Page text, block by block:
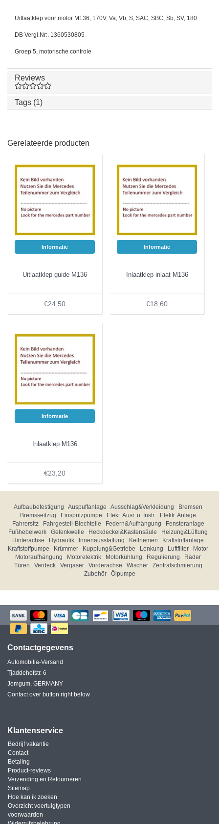
Uitlaatklep voor motor M136, 170V, Va, Vb, S, SAC, SBC, Sb, SV, 180
DB Vergl.Nr:. 1360530805
Groep 5, motorische controle
Reviews
Tags (1)
Gerelateerde producten
Informatie
Uitlaatklep guide M136
€24,50
Informatie
Inlaatklep inlaat M136
€18,60
Informatie
Inlaatklep M136
€23,20
Aufbaubefestigung Auspuffanlage Ausschlag&Verkleidung
Bremsen
Bremsseilzug
Einspritzpumpe Elekt. Ausr. u. Instr.
Elektr. Anlage
Fahrersitz
Fahrgestell-Blechteile Federn&Aufhängung
Fensteranlage
Fußhebelwerk
Gelenkwelle Heckdeckel&Kastensäule
Heizung&Lüftung
Hinterachse
Hydraulik Innenausstattung Keilriemen
Kraftstoffanlage
Kraftstoffpumpe
Krümmer Kupplung&Getriebe Lenkung Luftfilter
Motor
Motoraufhängung
Motorelektrik Motorkühlung Regulierung
Räder
Türen
Verdeck Vergaser Vorderachse Wischer
Zentralschmierung
Zubehör
Ölpumpe
Contactgegevens
Automobilia-Versand
Tjaddehofstr. 6
Jemgum, GERMANY
Contact over button right below
Klantenservice
Bedrijf vakantie
Contact
Betaling
Product-reviews
Verzending en Retourneren
Sitemap
Hoe kan ik zoeken
Overzicht voertuigtypen
voorwaarden